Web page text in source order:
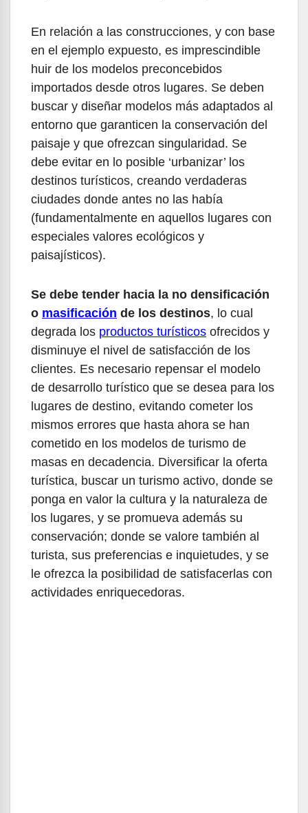
En relación a las construcciones, y con base
en el ejemplo expuesto, es imprescindible
huir de los modelos preconcebidos
importados desde otros lugares. Se deben
buscar y diseñar modelos más adaptados al
entorno que garanticen la conservación del
paisaje y que ofrezcan singularidad. Se
debe evitar en lo posible ‘urbanizar’ los
destinos turísticos, creando verdaderas
ciudades donde antes no las había
(fundamentalmente en aquellos lugares con
especiales valores ecológicos y
paisajísticos).
Se debe tender hacia la no densificación
o masificación de los destinos, lo cual
degrada los productos turísticos ofrecidos y
disminuye el nivel de satisfacción de los
clientes. Es necesario repensar el modelo
de desarrollo turístico que se desea para los
lugares de destino, evitando cometer los
mismos errores que hasta ahora se han
cometido en los modelos de turismo de
masas en decadencia. Diversificar la oferta
turística, buscar un turismo activo, donde se
ponga en valor la cultura y la naturaleza de
los lugares, y se promueva además su
conservación; donde se valore también al
turista, sus preferencias e inquietudes, y se
le ofrezca la posibilidad de satisfacerlas con
actividades enriquecedoras.